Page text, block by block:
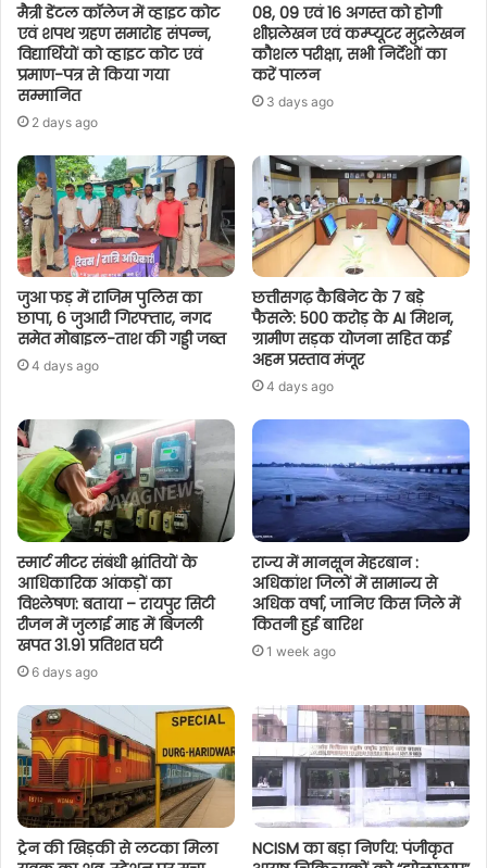
मैत्री डेंटल कॉलेज में व्हाइट कोट
एवं शपथ ग्रहण समारोह संपन्न,
विद्यार्थियों को व्हाइट कोट एवं
प्रमाण-पत्र से किया गया
सम्मानित
2 days ago
08, 09 एवं 16 अगस्त को होगी
शीघ्रलेखन एवं कम्प्यूटर मुद्रलेखन
कौशल परीक्षा, सभी निर्देशों का
करें पालन
3 days ago
जुआ फड़ में राजिम पुलिस का
छापा, 6 जुआरी गिरफ्तार, नगद
समेत मोबाइल-ताश की गड्डी जब्त
4 days ago
छत्तीसगढ़ कैबिनेट के 7 बड़े
फैसले: 500 करोड़ के AI मिशन,
ग्रामीण सड़क योजना सहित कई
अहम प्रस्ताव मंजूर
4 days ago
स्मार्ट मीटर संबंधी भ्रांतियों के
आधिकारिक आंकड़ों का
विश्लेषण: बताया – रायपुर सिटी
रीजन में जुलाई माह में बिजली
खपत 31.91 प्रतिशत घटी
6 days ago
राज्य में मानसून मेहरबान :
अधिकांश जिलों में सामान्य से
अधिक वर्षा, जानिए किस जिले में
कितनी हुई बारिश
1 week ago
ट्रेन की खिड़की से लटका मिला
NCISM का बड़ा निर्णय: पंजीकृत